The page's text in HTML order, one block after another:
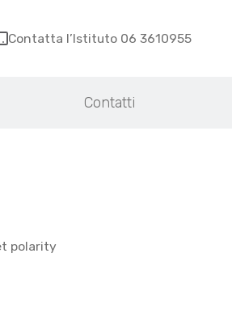
Contatta l’Istituto 06 3610955
Contatti
polarity